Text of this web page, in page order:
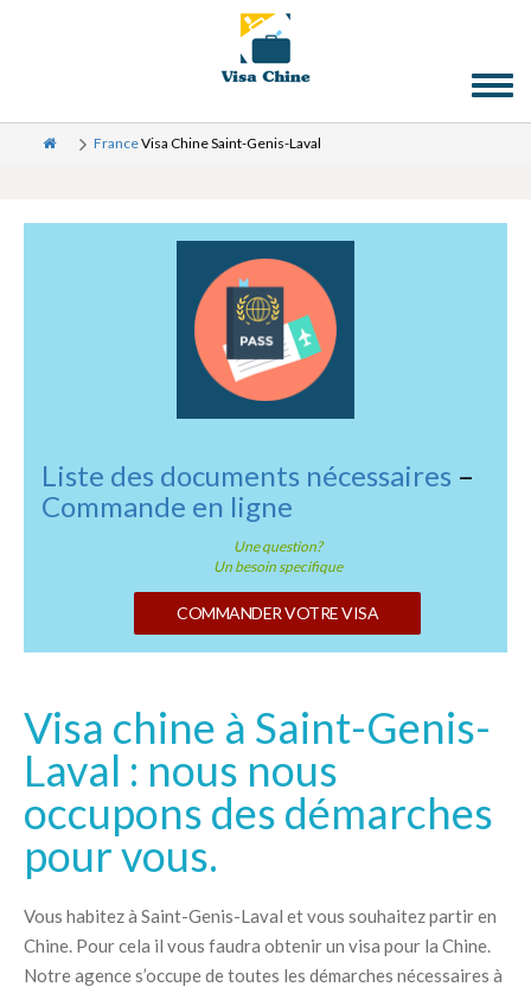
FranceVisa Chine Saint-Genis-Laval
Liste des documents nécessaires –
Commande en ligne
Une question?
Un besoin specifique
COMMANDER VOTRE VISA
Visa chine à Saint-Genis-
Laval : nous nous
occupons des démarches
pour vous.
Vous habitez à Saint-Genis-Laval et vous souhaitez partir en
Chine. Pour cela il vous faudra obtenir un visa pour la Chine.
Notre agence s’occupe de toutes les démarches nécessaires à